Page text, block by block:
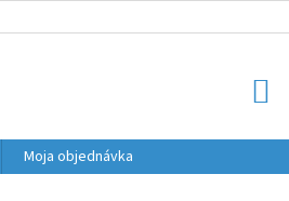
Moja objednávka